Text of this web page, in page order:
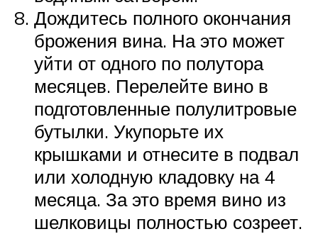
Дождитесь полного окончания
брожения вина. На это может
уйти от одного по полутора
месяцев. Перелейте вино в
подготовленные полулитровые
бутылки. Укупорьте их
крышками и отнесите в подвал
или холодную кладовку на 4
месяца. За это время вино из
шелковицы полностью созреет.